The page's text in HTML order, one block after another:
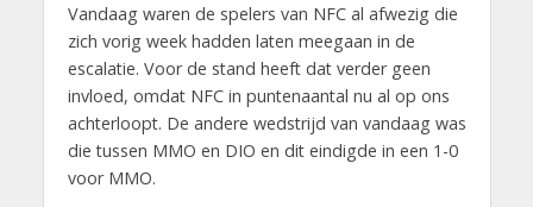
Vandaag waren de spelers van NFC al afwezig die
zich vorig week hadden laten meegaan in de
escalatie. Voor de stand heeft dat verder geen
invloed, omdat NFC in puntenaantal nu al op ons
achterloopt. De andere wedstrijd van vandaag was
die tussen MMO en DIO en dit eindigde in een 1-0
voor MMO.